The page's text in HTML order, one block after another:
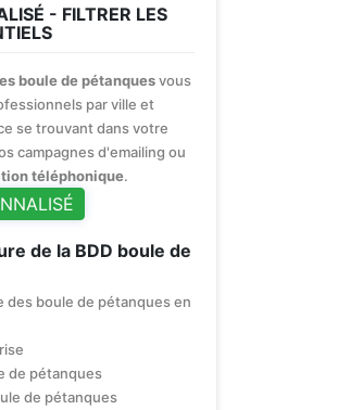
- FILTRER LES
boule de pétanquesvous
par ville et
se trouvant dans votre
campagnes d'emailing ou
téléphonique.
de la BDD boule de
des boule de pétanques en
de pétanques
de pétanques